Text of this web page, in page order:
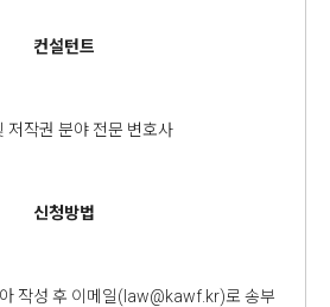
컨설턴트
저작권 분야 전문 변호사
신청방법
작성 후 이메일(law@kawf.kr)로 송부